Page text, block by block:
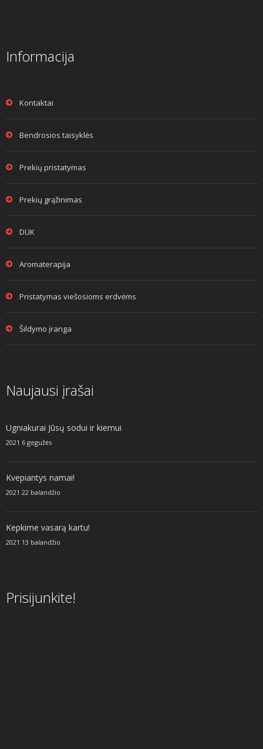
Informacija
Kontaktai
Bendrosios taisyklės
Prekių pristatymas
Prekių grąžinimas
DUK
Aromaterapija
Pristatymas viešosioms erdvėms
Šildymo įranga
Naujausi įrašai
Ugniakurai Jūsų sodui ir kiemui
2021 6 gegužės
Kvepiantys namai!
2021 22 balandžio
Kepkime vasarą kartu!
2021 13 balandžio
Prisijunkite!